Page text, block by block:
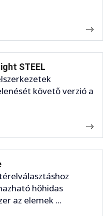
STEEL
követő verzió a
hőhidas
az elemek ...